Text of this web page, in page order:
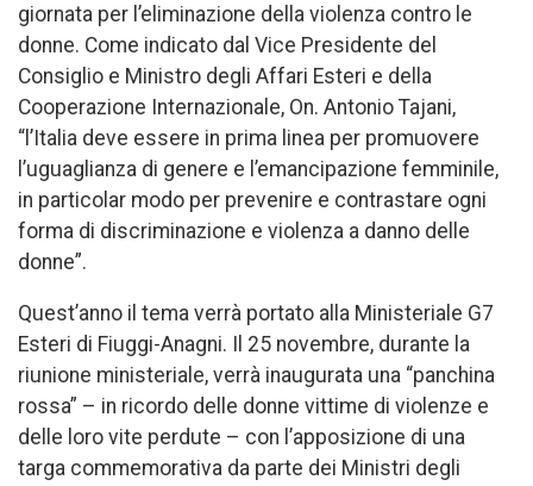
giornata per l’eliminazione della violenza contro le
donne. Come indicato dal Vice Presidente del
Consiglio e Ministro degli Affari Esteri e della
Cooperazione Internazionale, On. Antonio Tajani,
“l’Italia deve essere in prima linea per promuovere
l’uguaglianza di genere e l’emancipazione femminile,
in particolar modo per prevenire e contrastare ogni
forma di discriminazione e violenza a danno delle
donne”.
Quest’anno il tema verrà portato alla Ministeriale G7
Esteri di Fiuggi-Anagni. Il 25 novembre, durante la
riunione ministeriale, verrà inaugurata una “panchina
rossa” – in ricordo delle donne vittime di violenze e
delle loro vite perdute – con l’apposizione di una
targa commemorativa da parte dei Ministri degli